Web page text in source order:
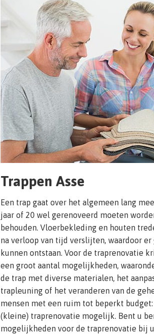
Trappen Asse
Een trap gaat over het algemeen lang
jaar of 20 wel gerenoveerd moeten
behouden. Vloerbekleding en houten
na verloop van tijd verslijten, waardoor
kunnen ontstaan. Voor de traprenovatie
een groot aantal mogelijkheden,
de trap met diverse materialen, het
trapleuning of het veranderen van de
mensen met een ruim tot beperkt
(kleine) traprenovatie mogelijk. Bent u
mogelijkheden voor de traprenovatie bij